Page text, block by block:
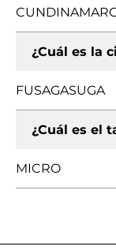
¿Cuál es la
FUSAGASUGA
¿Cuál es el
MICRO